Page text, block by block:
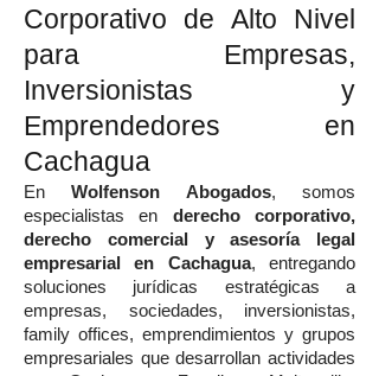
Corporativo de Alto Nivel
para Empresas,
Inversionistas y
Emprendedores en
Cachagua
EnWolfenson Abogados, somos
especialistas en derecho corporativo,
derecho comercial y asesoría legal
empresarial en Cachagua, entregando
soluciones jurídicas estratégicas a
empresas, sociedades, inversionistas,
family offices, emprendimientos y grupos
empresariales que desarrollan actividades